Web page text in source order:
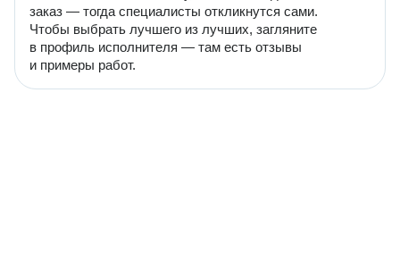
заказ — тогда специалисты откликнутся сами.
Чтобы выбрать лучшего из лучших, загляните
в профиль исполнителя — там есть отзывы
и примеры работ.